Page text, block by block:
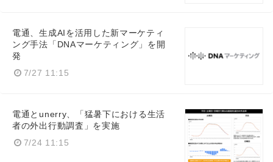
電通、生成AIを活用した新マーケティ
ング手法「DNAマーケティング」を開
発
7/27 11:15
電通とunerry、「猛暑下における生活
者の外出行動調査」を実施
7/24 11:15